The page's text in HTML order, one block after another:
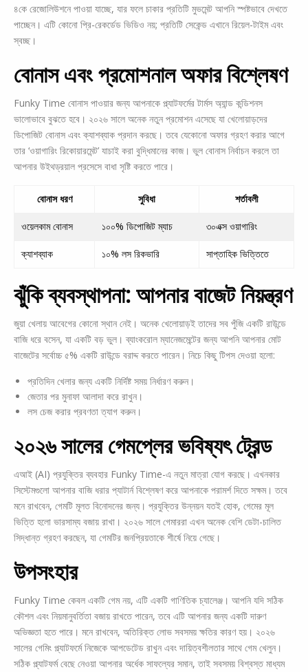
৪কে রেজোলিউশনে পাওয়া যাচ্ছে, যার ফলে চাকার প্রতিটি মুভমেন্ট আপনি স্পষ্টভাবে দেখতে
পাচ্ছেন। এটি কোনো প্রি-রেকর্ডেড ভিডিও নয়; প্রতিটি সেকেন্ড এখানে রিয়েল-টাইম এবং
স্বচ্ছ।
বোনাস এবং প্রমোশনাল অফার বিশ্লেষণ
Funky Time বোনাস পাওয়ার জন্য আপনাকে প্ল্যাটফর্মের টার্মস অ্যান্ড কন্ডিশনস
ভালোভাবে বুঝতে হবে। ২০২৬ সালে অনেক নতুন প্রমোশন এসেছে যা খেলোয়াড়দের
ডিপোজিট বোনাস এবং ক্যাশব্যাক প্রদান করছে। তবে যেকোনো অফার গ্রহণ করার আগে
তার ‘ওয়াগারিং রিকোয়ারমেন্ট’ যাচাই করা বুদ্ধিমানের কাজ। ভুল বোনাস নির্বাচন করলে তা
আপনার উইথড্রয়াল প্রসেসে বাধা সৃষ্টি করতে পারে।
বোনাস ধরণ সুবিধা শর্তাবলী
ওয়েলকাম বোনাস ১০০% ডিপোজিট ম্যাচ ৩০এক্স ওয়াগারিং
ক্যাশব্যাক ১০% লস রিকভারি সাপ্তাহিক ভিত্তিতে
ঝুঁকি ব্যবস্থাপনা: আপনার বাজেট নিয়ন্ত্রণ
জুয়া খেলায় আবেগের কোনো স্থান নেই। অনেক খেলোয়াড়ই তাদের সব পুঁজি একটি রাউন্ডে
বাজি ধরে বসেন, যা একটি বড় ভুল। ব্যাংকরোল ম্যানেজমেন্টের জন্য আপনি আপনার মোট
বাজেটের সর্বোচ্চ ৫% একটি রাউন্ডে বরাদ্দ করতে পারেন। নিচে কিছু টিপস দেওয়া হলো:
প্রতিদিন খেলার জন্য একটি নির্দিষ্ট সময় নির্ধারণ করুন।
জেতার পর মুনাফা আলাদা করে রাখুন।
লস চেজ করার প্রবণতা ত্যাগ করুন।
২০২৬ সালের গেমপ্লের ভবিষ্যৎ ট্রেন্ড
এআই (AI) প্রযুক্তির ব্যবহার Funky Time-এ নতুন মাত্রা যোগ করছে। এখনকার
সিস্টেমগুলো আপনার বাজি ধরার প্যাটার্ন বিশ্লেষণ করে আপনাকে পরামর্শ দিতে সক্ষম। তবে
মনে রাখবেন, গেমটি মূলত বিনোদনের জন্য। প্রযুক্তির উন্নয়ন যতই হোক, গেমের মূল
ভিত্তি হলো ভারসাম্য বজায় রাখা। ২০২৬ সালে গেমাররা এখন অনেক বেশি ডেটা-চালিত
সিদ্ধান্ত গ্রহণ করছেন, যা গেমটির জনপ্রিয়তাকে শীর্ষে নিয়ে গেছে।
উপসংহার
Funky Time কেবল একটি গেম নয়, এটি একটি গাণিতিক চ্যালেঞ্জ। আপনি যদি সঠিক
কৌশল এবং নিয়মানুবর্তিতা বজায় রাখতে পারেন, তবে এটি আপনার জন্য একটি দারুণ
অভিজ্ঞতা হতে পারে। মনে রাখবেন, অতিরিক্ত লোভ সবসময় ক্ষতির কারণ হয়। ২০২৬
সালের গেমিং প্ল্যাটফর্মে নিজেকে আপডেটেড রাখুন এবং দায়িত্বশীলতার সাথে গেম খেলুন।
সঠিক প্ল্যাটফর্ম বেছে নেওয়া আপনার অর্ধেক সাফল্যের সমান, তাই সবসময় বিশ্বস্ত মাধ্যম